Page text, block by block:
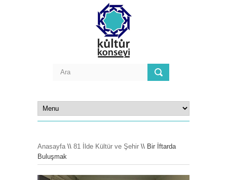
Anasayfa\\ 81 İlde Kültür ve Şehir \\ Bir İftarda
Buluşmak